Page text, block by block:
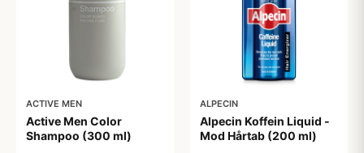
ACTIVE MEN
Active Men Color
Shampoo (300 ml)
ALPECIN
Alpecin Koffein Liquid -
Mod Hårtab (200 ml)